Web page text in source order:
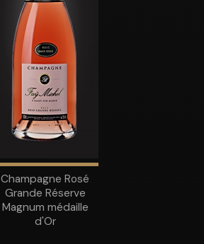
Champagne Rosé
Grande Réserve
Magnum médaille
d'Or